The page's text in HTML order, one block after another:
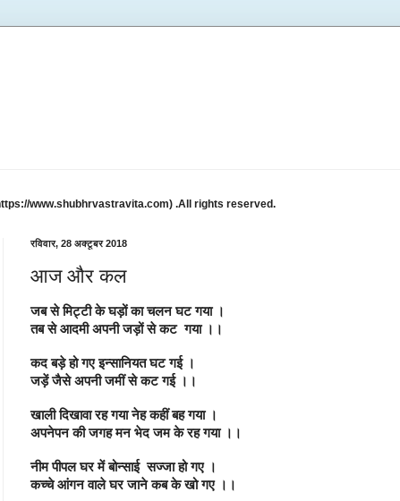
www.shubhrvastravita.com) .All rights reserved.
रविवार, 28 अक्टूबर 2018
आज और कल
जब से मिट्टी के घड़ों का चलन घट गया ।
तब से आदमी अपनी जड़ों से कट  गया ।।
कद बड़े हो गए इन्सानियत घट गई ।
जड़ें जैसे अपनी जमीं से कट गई ।।
खाली दिखावा रह गया नेह कहीं बह गया ।
अपनेपन की जगह मन भेद जम के रह गया ।।
नीम पीपल घर में बोन्साई  सज्जा हो गए ।
कच्चे आंगन वाले घर जाने कब के खो गए ।।